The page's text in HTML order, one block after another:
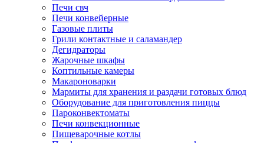
Печи свч
Печи конвейерные
Газовые плиты
Грили контактные и саламандер
Дегидраторы
Жарочные шкафы
Коптильные камеры
Макароноварки
Мармиты для хранения и раздачи готовых блюд
Оборудование для приготовления пиццы
Пароконвектоматы
Печи конвекционные
Пищеварочные котлы